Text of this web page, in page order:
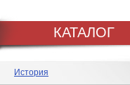
КАТАЛОГ
История